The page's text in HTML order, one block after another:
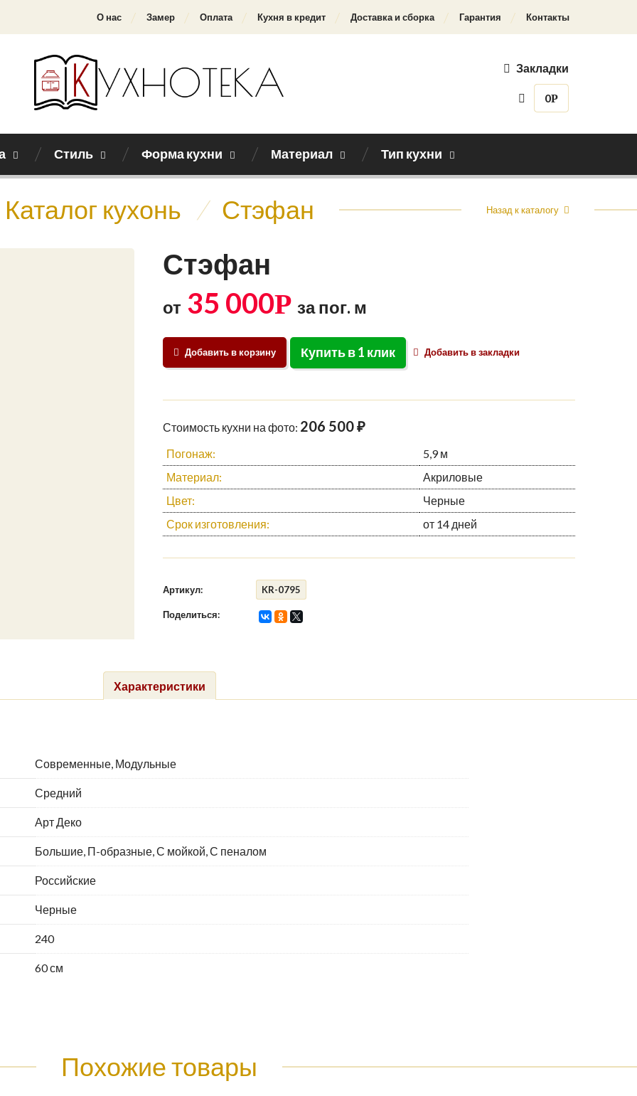
О нас Замер Оплата Кухня в кредит Доставка и сборка Гарантия Контакты
Закладки
0Р
Стиль Форма кухни Материал Тип кухни
Каталог кухонь / Стэфан Назад к каталогу
Стэфан
от 35 000Р за пог. м
Добавить в корзину Купить в 1 клик Добавить в закладки
Стоимость кухни на фото: 206 500 ₽
Погонаж:
5,9 м
Материал:
Акриловые
Цвет:
Черные
Срок изготовления:
от 14 дней
Артикул: KR-0795
Поделиться:
Характеристики
Современные, Модульные
Средний
Арт Деко
Большие, П-образные, С мойкой, С пеналом
Российские
Черные
240
60 см
Похожие товары